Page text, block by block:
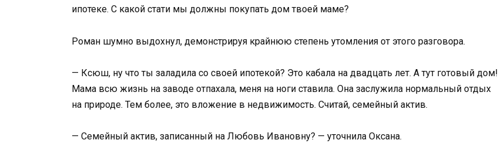
ипотеке. С какой стати мы должны покупать дом твоей маме?
Роман шумно выдохнул, демонстрируя крайнюю степень утомления от этого разговора.
— Ксюш, ну что ты заладила со своей ипотекой? Это кабала на двадцать лет. А тут готовый дом!
Мама всю жизнь на заводе отпахала, меня на ноги ставила. Она заслужила нормальный отдых
на природе. Тем более, это вложение в недвижимость. Считай, семейный актив.
— Семейный актив, записанный на Любовь Ивановну? — уточнила Оксана.